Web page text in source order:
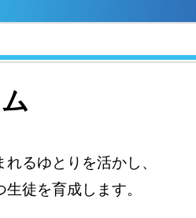
るゆとりを活かし、
徒を育成します。